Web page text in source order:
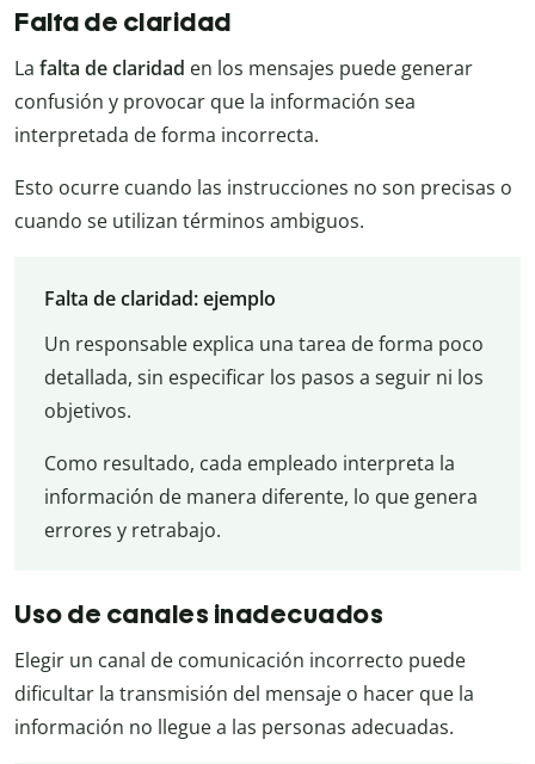
Falta de claridad
La falta de claridad en los mensajes puede generar
confusión y provocar que la información sea
interpretada de forma incorrecta.
Esto ocurre cuando las instrucciones no son precisas o
cuando se utilizan términos ambiguos.
Falta de claridad: ejemplo
Un responsable explica una tarea de forma poco
detallada, sin especificar los pasos a seguir ni los
objetivos.
Como resultado, cada empleado interpreta la
información de manera diferente, lo que genera
errores y retrabajo.
Uso de canales inadecuados
Elegir un canal de comunicación incorrecto puede
dificultar la transmisión del mensaje o hacer que la
información no llegue a las personas adecuadas.